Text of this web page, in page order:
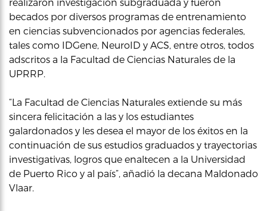
becados por diversos programas de entrenamiento
en ciencias subvencionados por agencias federales,
tales como IDGene, NeuroID y ACS, entre otros, todos
adscritos a la Facultad de Ciencias Naturales de la
UPRRP.
“La Facultad de Ciencias Naturales extiende su más
sincera felicitación a las y los estudiantes
galardonados y les desea el mayor de los éxitos en la
continuación de sus estudios graduados y trayectorias
investigativas, logros que enaltecen a la Universidad
de Puerto Rico y al país”, añadió la decana Maldonado
Vlaar.